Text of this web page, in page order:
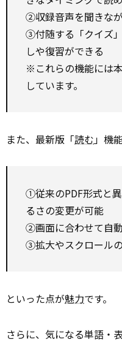
②収録音声を聞きな
③付随する「クイズ
しや復習ができる
※これらの機能には
しています。
また、最新版「読む」機
①従来のPDF形式と
るさの変更が可能
②画面に合わせて自
③拡大やスクロール
といった点が魅力です。
さらに、気になる単語・